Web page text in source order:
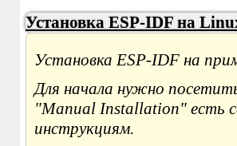
Установка ESP-IDF на
Установка ESP-IDF на
Для начала нужно
"Manual Installation" есть
инструкциям.